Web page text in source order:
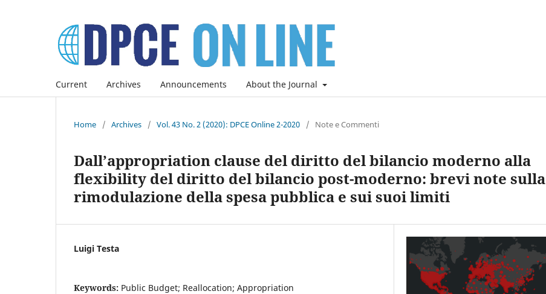
Current Archives Announcements About the Journal
Home / Archives / Vol. 43 No. 2 (2020): DPCE Online 2-2020 / Note e Commenti
Dall’appropriation clause del diritto del bilancio moderno alla
flexibility del diritto del bilancio post-moderno: brevi note sulla
rimodulazione della spesa pubblica e sui suoi limiti
Luigi Testa
Keywords: Public Budget; Reallocation; Appropriation